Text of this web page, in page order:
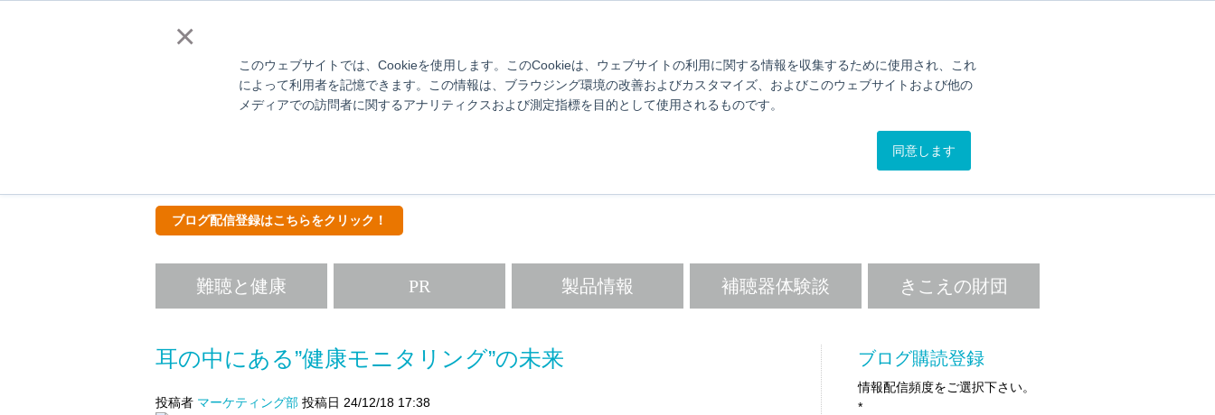
×
このウェブサイトでは、Cookieを使用します。このCookieは、ウェブサイトの利用に関する情報を収集するために使用され、これ
によって利用者を記憶できます。この情報は、ブラウジング環境の改善およびカスタマイズ、およびこのウェブサイトおよび他の
メディアでの訪問者に関するアナリティクスおよび測定指標を目的として使用されるものです。
同意します
Hear Better.Live Better.BLOG
ブログ配信登録はこちらをクリック！
難聴と健康 PR 製品情報 補聴器体験談 きこえの財団
耳の中にある”健康モニタリング”の未来
投稿者 マーケティング部 投稿日 24/12/18 17:38
ブログ購読登録
情報配信頻度をご選択下さい。
*